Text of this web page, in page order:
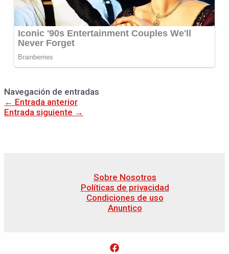
Navegación de entradas
← Entrada anterior
Entrada siguiente →
Sobre Nosotros
Políticas de privacidad
Condiciones de uso
Anuntico